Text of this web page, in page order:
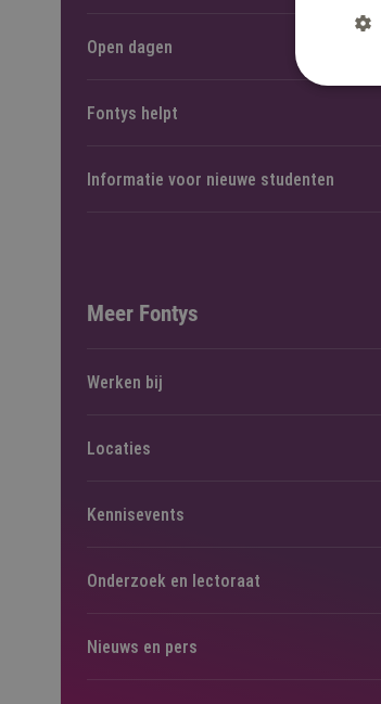
Open dagen
Fontys helpt
Informatie voor nieuwe studenten
Meer Fontys
Werken bij
Locaties
Kennisevents
Onderzoek en lectoraat
Nieuws en pers